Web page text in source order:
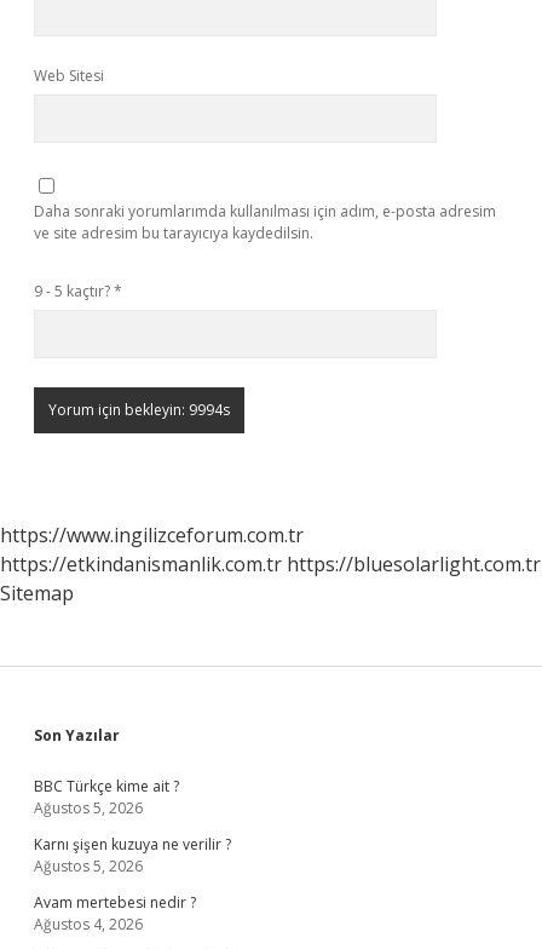
Web Sitesi
Daha sonraki yorumlarımda kullanılması için adım, e-posta adresim
ve site adresim bu tarayıcıya kaydedilsin.
9 - 5 kaçtır?*
https://www.ingilizceforum.com.tr
https://etkindanismanlik.com.tr https://bluesolarlight.com.tr
Sitemap
Sidebar
Son Yazılar
BBC Türkçe kime ait ?
Ağustos 5, 2026
Karnı şişen kuzuya ne verilir ?
Ağustos 5, 2026
Avam mertebesi nedir ?
Ağustos 4, 2026